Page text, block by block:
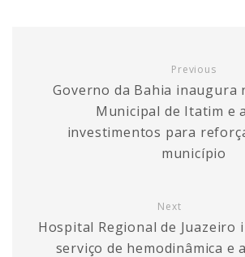
Previous
Governo da Bahia inaugura
Municipal de Itatim e
investimentos para
município
Next
Hospital Regional de Juazeiro
serviço de hemodinâmica e